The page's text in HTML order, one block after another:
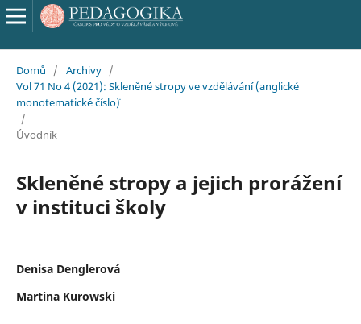
Domů / Archivy /
Vol 71 No 4 (2021): Skleněné stropy ve vzdělávání (anglické
monotematické číslo¨)
/
Úvodník
Skleněné stropy a jejich prorážení
v instituci školy
Denisa Denglerová
Martina Kurowski